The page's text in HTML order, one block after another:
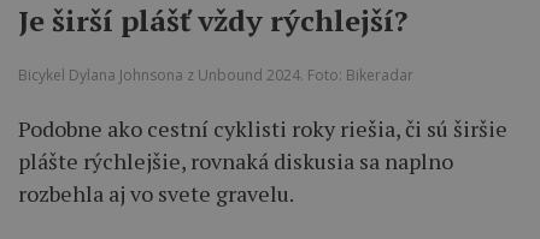
Je širší plášť vždy rýchlejší?
Bicykel Dylana Johnsona z Unbound 2024. Foto: Bikeradar
Podobne ako cestní cyklisti roky riešia, či sú širšie
plášte rýchlejšie, rovnaká diskusia sa naplno
rozbehla aj vo svete gravelu.